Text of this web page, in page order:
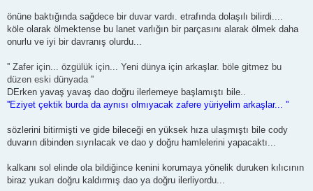
önüne baktığında sağdece bir duvar vardı. etrafında dolaşılı bilirdi....
köle olarak ölmektense bu lanet varlığın bir parçasını alarak ölmek daha
onurlu ve iyi bir davranış olurdu...
'' Zafer için... özgülük için... Yeni dünya için arkaşlar. böle gitmez bu
düzen eski dünyada ''
DErken yavaş yavaş dao doğru ilerlemeye başlamıştı bile..
''Eziyet çektik burda da aynısı olmıyacak zafere yüriyelim arkaşlar... ''
sözlerini bitirmişti ve gide bileceği en yüksek hıza ulaşmıştı bile cody
duvarın dibinden sıyrılacak ve dao y doğru hamlelerini yapacaktı...
kalkanı sol elinde ola bildiğince kenini korumaya yönelik duruken kılıcının
biraz yukarı doğru kaldırmış dao ya doğru ilerliyordu...